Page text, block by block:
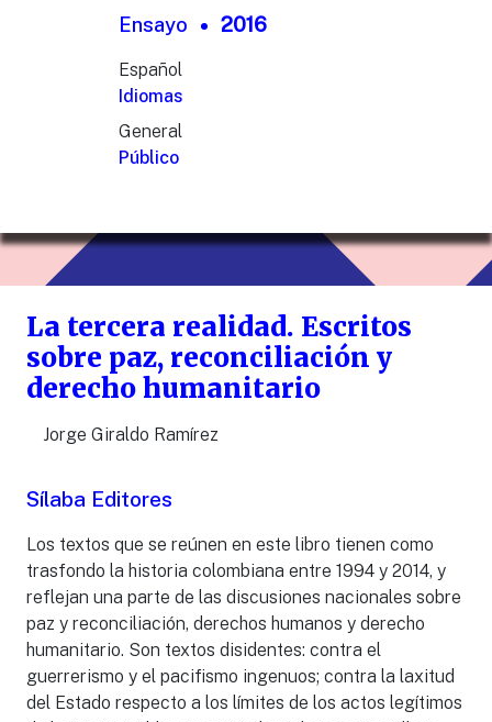
Ensayo 2016
Español
Idiomas
General
Público
La tercera realidad. Escritos
sobre paz, reconciliación y
derecho humanitario
Jorge Giraldo Ramírez
Sílaba Editores
Los textos que se reúnen en este libro tienen como
trasfondo la historia colombiana entre 1994 y 2014, y
reflejan una parte de las discusiones nacionales sobre
paz y reconciliación, derechos humanos y derecho
humanitario. Son textos disidentes: contra el
guerrerismo y el pacifismo ingenuos; contra la laxitud
del Estado respecto a los límites de los actos legítimos